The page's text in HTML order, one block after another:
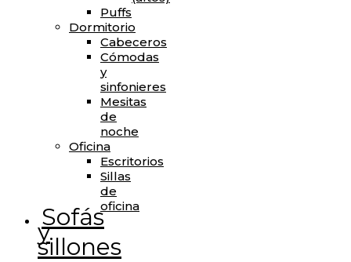
Puffs
Dormitorio
Cabeceros
Cómodas
y
sinfonieres
Mesitas
de
noche
Oficina
Escritorios
Sillas
de
oficina
Sofás
y
sillones